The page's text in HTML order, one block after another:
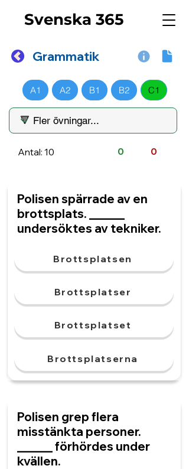
Svenska 365
Grammatik
A1 A2 B1 B2 C1
Antal: 10 0 0
Polisen spärrade av en
brottsplats. ______
undersöktes av tekniker.
Brottsplatsen
Brottsplatser
Brottsplatset
Brottsplatserna
Polisen grep flera
misstänkta personer.
______ förhördes under
kvällen.